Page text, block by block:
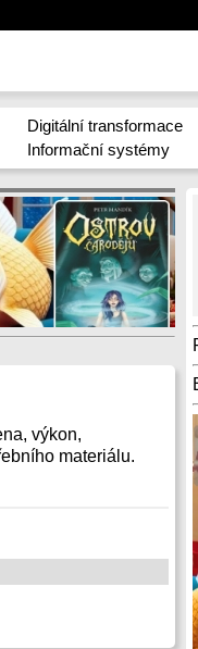
Digitální transformace
Informační systémy
výkon,
materiálu.